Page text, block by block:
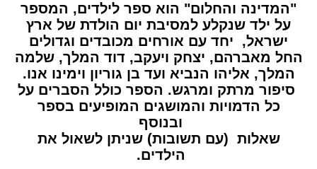
"המדינה והחלום" הוא ספר לילדים, המספר
על ילד שנקלע למסיבת יום הולדת של ארץ
ישראל, יחד עם אורחים מכובדים וגדולים
החל מאברהם, יצחק ויעקב, דוד המלך, שלמה
המלך, אליהו הנביא ועד בן גוריון וימינו אנו.
סיפור מרתק ומרגש. הספר כולל הסברים על
כל הדמויות והמושגים המופיעים בספר
ובנוסף
שאלות (עם תשובות) שניתן לשאול את
הילדים.